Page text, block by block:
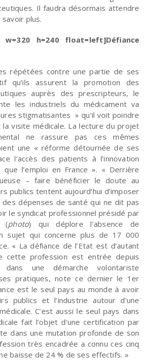
Il faudra désormais attendre
plus.
w=320 h=240 float=left]Défiance
répétées contre une partie de ses
qu’ils assurent la promotion des
auprès des prescripteurs, le
les industriels du médicament va
stigmatisantes » qu’il voit poindre
la visite médicale. La lecture du projet
ne rassure pas ces mêmes
une « réforme détournée de ses
l’accès des patients à l’innovation
que l’emploi en France ». « Derrière
– faire bénéficier le doute au
publics tentent aujourd’hui d’imposer
dépenses de santé qui ne dit pas
le syndicat professionnel présidé par
(photo) qui déplore l’absence de
sujet qui concerne plus de 17 000
« La défiance de l’Etat est d’autant
cette profession est entrée depuis
dans une démarche volontariste
pratiques, note ce dernier le 1er
est le seul pays au monde à avoir
publics et l’industrie autour d’une
C’est aussi le seul pays dans
fait l’objet d’une certification par
dans une mutation profonde de son
très encadrée a connu ces cinq
baisse de 24 % de ses effectifs. »